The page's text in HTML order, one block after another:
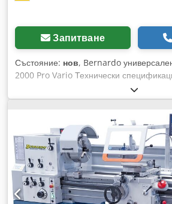
Запитване
Състояние: нов, Bernardo
2000 Pro Vario Технически
между центровете: 2000 мм Височина
мм Максимален диаметър над
Максимален диаметър над изреза:
диаметър над супорта: 274 мм
Отвор на шпиндела: 80 мм Шпинделов
D1-8 Диапазон на оборотите: 25 –
Обхват на надлъжните подавания
Dcodjxl Tcmopfx Ab Hsk Обхват на
(42): 0,025 – 1,386 мм/об. Метрични
Инчови резби (60): 2 – 112 нишки/1''